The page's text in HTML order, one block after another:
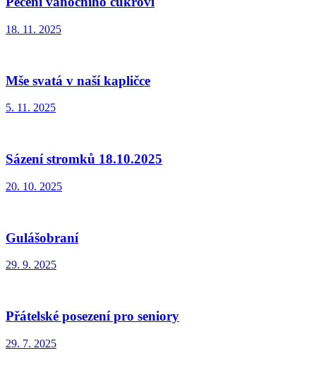
18. 11. 2025
Mše svatá v naší kapličce
5. 11. 2025
Sázení stromků 18.10.2025
20. 10. 2025
Gulášobraní
29. 9. 2025
Přátelské posezení pro seniory
29. 7. 2025